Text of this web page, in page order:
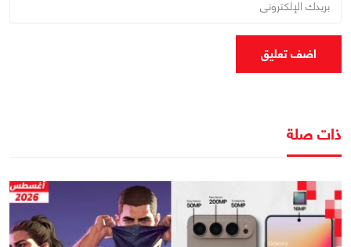
اضف تعليق
ذات صلة